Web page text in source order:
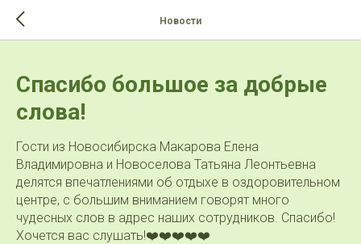
Новости
Спасибо большое за добрые
слова!
Гости из Новосибирска Макарова Елена
Владимировна и Новоселова Татьяна Леонтьевна
делятся впечатлениями об отдыхе в оздоровительном
центре, с большим вниманием говорят много
чудесных слов в адрес наших сотрудников. Спасибо!
Хочется вас слушать!❤️❤️❤️❤️❤️